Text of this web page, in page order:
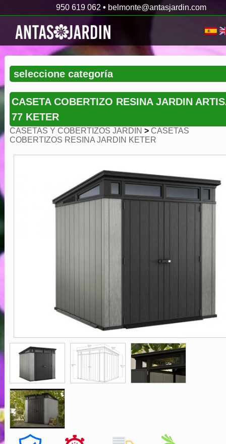
950 619 062 • belmonte@antasjardin.com
CASETA COBERTIZO RESINA JARDIN
77 KETER
CASETAS Y COBERTIZOS JARDIN > CASETAS
COBERTIZOS RESINA JARDIN KETER